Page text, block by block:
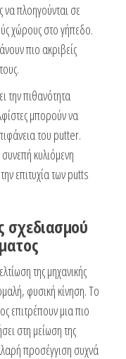
να πλοηγούνται σε
χώρους στο γήπεδο.
πιο ακριβείς
την πιθανότητα
μπορούν να
του putter.
κυλιόμενη
επιτυχία των putts
σχεδιασμού
της μηχανικής
φυσική κίνηση. Το
επιτρέπουν μια πιο
στη μείωση της
προσέγγιση συχνά